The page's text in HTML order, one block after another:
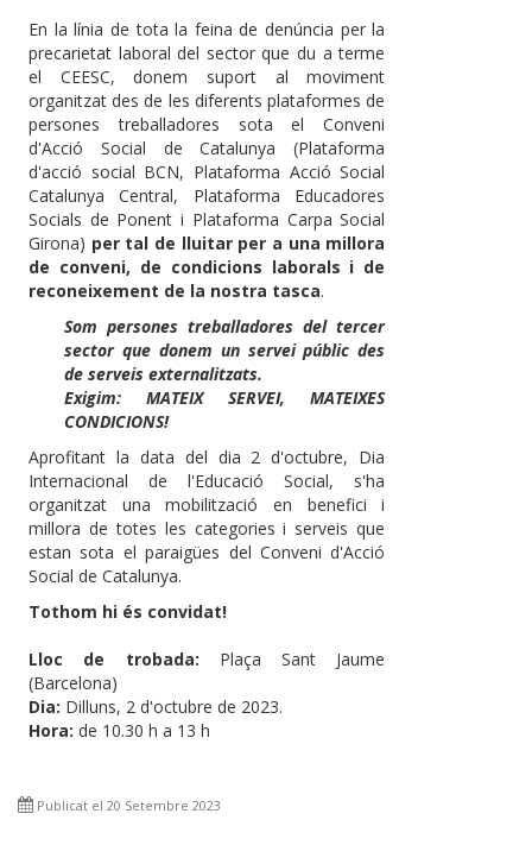
En la línia de tota la feina de denúncia per la
precarietat laboral del sector que du a terme
el CEESC, donem suport al moviment
organitzat des de les diferents plataformes de
persones treballadores sota el Conveni
d'Acció Social de Catalunya (Plataforma
d'acció social BCN, Plataforma Acció Social
Catalunya Central, Plataforma Educadores
Socials de Ponent i Plataforma Carpa Social
Girona) per tal de lluitar per a una millora
de conveni, de condicions laborals i de
reconeixement de la nostra tasca.
Som persones treballadores del tercer
sector que donem un servei públic des
de serveis externalitzats.
Exigim: MATEIX SERVEI, MATEIXES
CONDICIONS!
Aprofitant la data del dia 2 d'octubre, Dia
Internacional de l'Educació Social, s'ha
organitzat una mobilització en benefici i
millora de totes les categories i serveis que
estan sota el paraigües del Conveni d'Acció
Social de Catalunya.
Tothom hi és convidat!
Lloc de trobada: Plaça Sant Jaume
(Barcelona)
Dia: Dilluns, 2 d'octubre de 2023.
Hora: de 10.30 h a 13 h
Publicat el 20 Setembre 2023